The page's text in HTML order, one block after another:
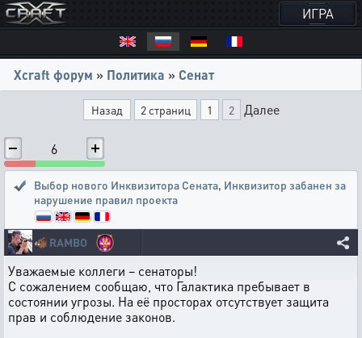
ИГРА
Xcraft форум » Политика » Сенат
Назад 2 страниц 1 2 Далее
6
Выбор нового Инквизитора Сената, Инквизитор забанен за
нарушение правил проекта
🐗 RAMBO
Уважаемые коллеги – сенаторы!
С сожалением сообщаю, что Галактика пребывает в
состоянии угрозы. На её просторах отсутствует защита
прав и соблюдение законов.